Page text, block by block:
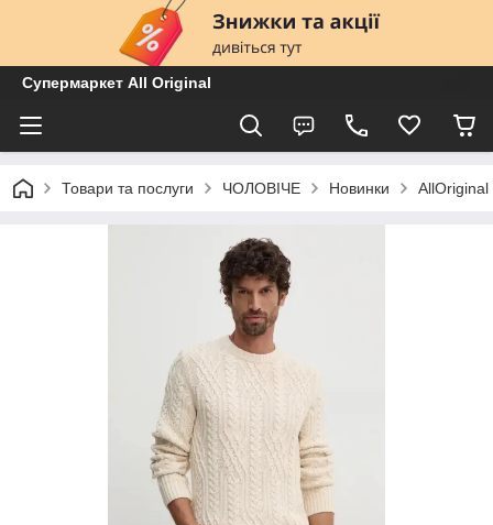
Супермаркет All Original
Товари та послуги ЧОЛОВІЧЕ Новинки